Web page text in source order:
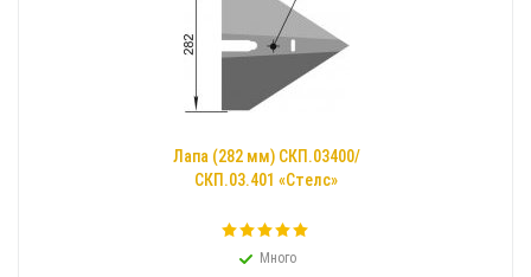
Лапа (282 мм) СКП.03400/
СКП.03.401 «Стелс»
Много